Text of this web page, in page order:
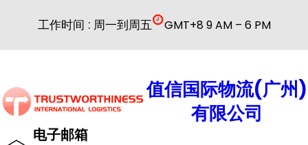
内
工作时间 : 周一到周五 GMT+8 9 AM – 6 PM
值信国际物流(广州)
有限公司
电子邮箱